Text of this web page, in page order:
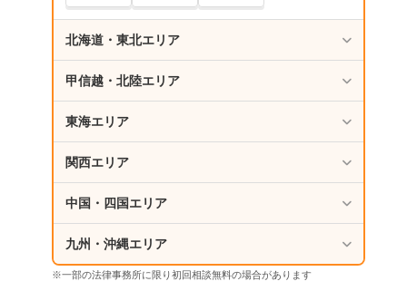
北海道・東北エリア
甲信越・北陸エリア
東海エリア
関西エリア
中国・四国エリア
九州・沖縄エリア
※一部の法律事務所に限り初回相談無料の場合があります